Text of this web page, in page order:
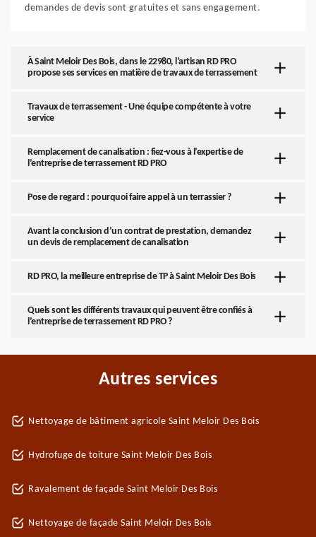
demandes de devis sont gratuites et sans engagement.
À Saint Meloir Des Bois, dans le 22980, l’artisan RD PRO
propose ses services en matière de travaux de terrassement
Travaux de terrassement - Une équipe compétente à votre
service
Remplacement de canalisation : fiez-vous à l’expertise de
l’entreprise de terrassement RD PRO
Pose de regard : pourquoi faire appel à un terrassier ?
Avant la conclusion d’un contrat de prestation, demandez
un devis de remplacement de canalisation
RD PRO, la meilleure entreprise de TP à Saint Meloir Des Bois
Quels sont les différents travaux qui peuvent être confiés à
l’entreprise de terrassement RD PRO ?
Autres services
Nettoyage de bâtiment agricole Saint Meloir Des Bois
Hydrofuge de toiture Saint Meloir Des Bois
Ravalement de façade Saint Meloir Des Bois
Nettoyage de façade Saint Meloir Des Bois